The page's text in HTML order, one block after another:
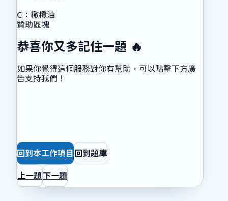
C ： 橄欖油
贊助區塊
恭喜你又多記住一題 🔥
如果你覺得這個服務對你有幫助，可以點擊下方廣
告支持我們！
回到本工作項目 回到題庫
上一題下一題